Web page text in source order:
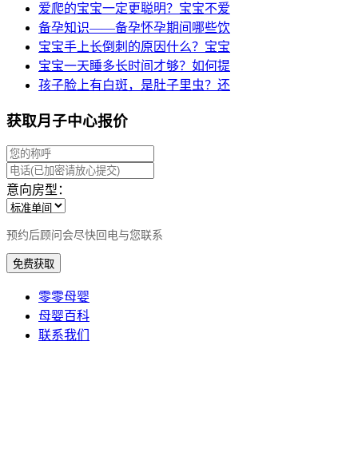
爱爬的宝宝一定更聪明？宝宝不爱
备孕知识——备孕怀孕期间哪些饮
宝宝手上长倒刺的原因什么？宝宝
宝宝一天睡多长时间才够？如何提
孩子脸上有白斑，是肚子里虫？还
获取月子中心报价
意向房型：
预约后顾问会尽快回电与您联系
免费获取
零零母婴
母婴百科
联系我们